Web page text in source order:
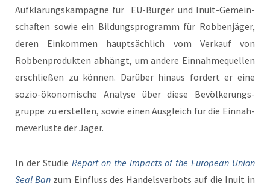
Aufk­lärungskam­pagne für EU-Bürg­er und Inu­it-Gemein­
schaften sowie ein Bil­dung­spro­gramm für Robben­jäger,
deren Einkom­men haupt­säch­lich vom Verkauf von
Robben­pro­duk­ten abhängt, um andere Ein­nah­me­quellen
erschließen zu kön­nen. Darüber hin­aus fordert er eine
sozio-ökonomis­che Analyse über diese Bevölkerungs­
gruppe zu erstellen, sowie einen Aus­gle­ich für die Ein­nah­
mev­er­luste der Jäger.
In der Studie Report on the Impacts of the Euro­pean Union
Seal Ban zum Ein­fluss des Han­delsver­bots auf die Inu­it in